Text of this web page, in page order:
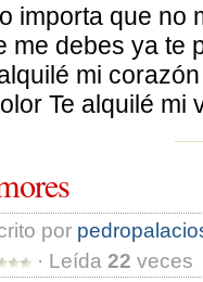
importa que no
me debes ya te
mi
Te alquilé mi
por
· Leída 22 veces